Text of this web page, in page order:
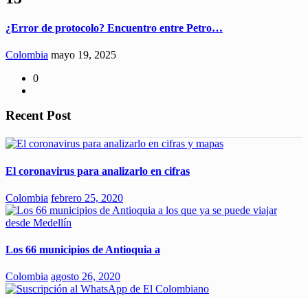
¿Error de protocolo? Encuentro entre Petro…
Colombia mayo 19, 2025
0
Recent Post
El coronavirus para analizarlo en cifras
Colombia febrero 25, 2020
Los 66 municipios de Antioquia a
Colombia agosto 26, 2020